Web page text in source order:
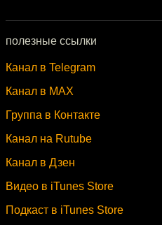
полезные ссылки
Канал в Telegram
Канал в MAX
Группа в Контакте
Канал на Rutube
Канал в Дзен
Видео в iTunes Store
Подкаст в iTunes Store